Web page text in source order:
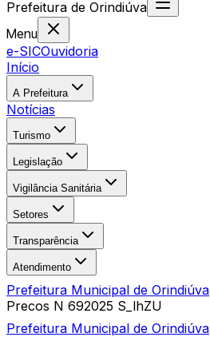
Prefeitura de Orindiúva
Menu
e-SICOuvidoria
Início
A Prefeitura
Notícias
Turismo
Legislação
Vigilância Sanitária
Setores
Transparência
Atendimento
Prefeitura Municipal de Orindiúva
Precos N 692025 S_lhZU
Prefeitura Municipal de Orindiúva